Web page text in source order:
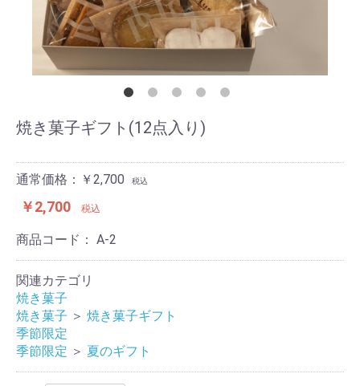
焼き菓子ギフト(12点入り)
通常価格：￥2,700 税込
￥2,700 税込
商品コード： A-2
関連カテゴリ
焼き菓子
焼き菓子 ＞ 焼き菓子ギフト
季節限定
季節限定 ＞ 夏のギフト